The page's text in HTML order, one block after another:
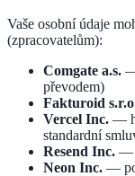
Vaše osobní údaje
(zpracovatelům):
Comgate a.s. —
převodem)
Fakturoid
Vercel Inc. —
standardní
Resend Inc. —
Neon Inc. —